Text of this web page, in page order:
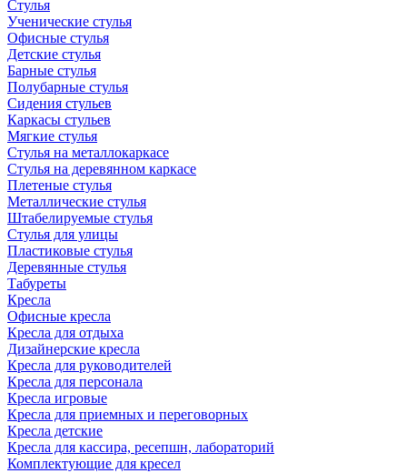
Стулья
Ученические стулья
Офисные стулья
Детские стулья
Барные стулья
Полубарные стулья
Сидения стульев
Каркасы стульев
Мягкие стулья
Стулья на металлокаркасе
Стулья на деревянном каркасе
Плетеные стулья
Металлические стулья
Штабелируемые стулья
Стулья для улицы
Пластиковые стулья
Деревянные стулья
Табуреты
Кресла
Офисные кресла
Кресла для отдыха
Дизайнерские кресла
Кресла для руководителей
Кресла для персонала
Кресла игровые
Кресла для приемных и переговорных
Кресла детские
Кресла для кассира, ресепшн, лабораторий
Комплектующие для кресел